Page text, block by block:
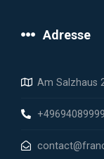
Adresse
Am Salzhaus